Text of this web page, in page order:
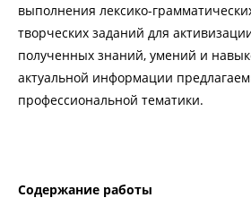
выполнения лексико-
творческих заданий для
полученных знаний, умений и
актуальной информации
профессиональной тематики.
Содержание работы